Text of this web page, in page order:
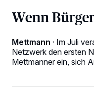
Wenn
Mettmann · Im Juli
Netzwerk den ersten
Mettmanner ein, sich